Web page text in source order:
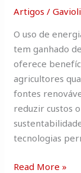
Artigos /
O uso de
tem ganhado
oferece
agricultores
fontes
reduzir custos
tecnologias
Read More »